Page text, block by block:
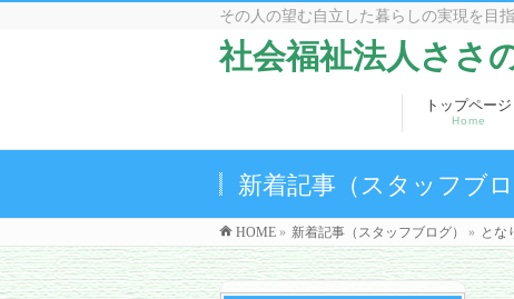
その人の望む自立した暮らしの実現を目
社会福祉法人ささ
トップページ
Home
新着記事（スタッフブロ
HOME » 新着記事（スタッフブログ） » とな